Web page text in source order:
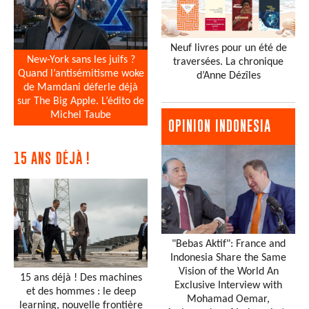
New-York sans les juifs ?
Quand l’antisémitisme woke
de Mamdani déferle déjà
sur The Big Apple. L’édito de
Michel Taube
15 ANS DÉJÀ !
15 ans déjà ! Des machines
et des hommes : le deep
learning, nouvelle frontière
Neuf livres pour un été de
traversées. La chronique
d’Anne Dézîles
OPINION INDONESIA
"Bebas Aktif": France and
Indonesia Share the Same
Vision of the World An
Exclusive Interview with
Mohamad Oemar,